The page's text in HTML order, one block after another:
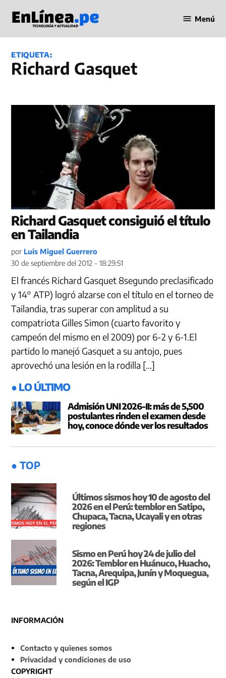
contenido
en Línea
Menú
ETIQUETA:
Richard Gasquet
Richard Gasquet consiguió el título
en Tailandia
por Luis Miguel Guerrero
30 de septiembre del 2012 - 18:29:51
El francés Richard Gasquet 8segundo preclasificado
y 14° ATP) logró alzarse con el título en el torneo de
Tailandia, tras superar con amplitud a su
compatriota Gilles Simon (cuarto favorito y
campeón del mismo en el 2009) por 6-2 y 6-1.El
partido lo manejó Gasquet a su antojo, pues
aprovechó una lesión en la rodilla […]
● LO ÚLTIMO
Admisión UNI 2026-II: más de 5,500
postulantes rinden el examen desde
hoy, conoce dónde ver los resultados
● TOP
Últimos sismos hoy 10 de agosto del
2026 en el Perú: temblor en Satipo,
Chupaca, Tacna, Ucayali y en otras
regiones
Sismo en Perú hoy 24 de julio del
2026: Temblor en Huánuco, Huacho,
Tacna, Arequipa, Junín y Moquegua,
según el IGP
INFORMACIÓN
Contacto y quienes somos
Privacidad y condiciones de uso
COPYRIGHT